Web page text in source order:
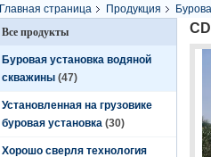
Главная страница Продукция
Все продукты
Буровая установка водяной
скважины (47)
Установленная на грузовике
буровая установка (30)
Хорошо сверля технология